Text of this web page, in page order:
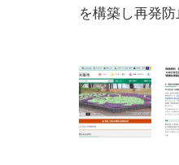
を構築し再発防